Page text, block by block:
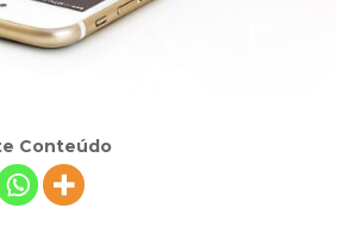
Conteúdo